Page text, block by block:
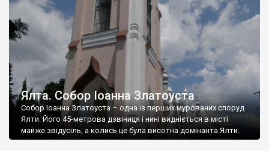
Ялта. Собор Іоанна Златоуста
Собор Іоанна Златоуста – одна із перших мурованих споруд
Ялти. Його 45-метрова дзвіниця і нині видніється в місті
майже звідусіль, а колись це була висотна домінанта Ялти.